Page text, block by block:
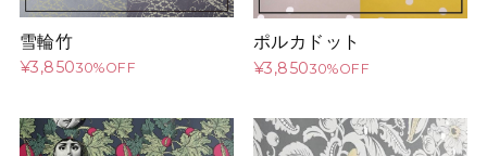
雪輪竹
¥3,85030%OFF
ポルカドット
¥3,85030%OFF